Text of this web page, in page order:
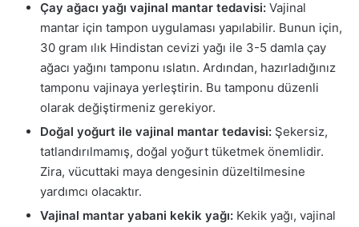
Çay ağacı yağı vajinal mantar tedavisi: Vajinal
mantar için tampon uygulaması yapılabilir. Bunun için,
30 gram ılık Hindistan cevizi yağı ile 3-5 damla çay
ağacı yağını tamponu ıslatın. Ardından, hazırladığınız
tamponu vajinaya yerleştirin. Bu tamponu düzenli
olarak değiştirmeniz gerekiyor.
Doğal yoğurt ile vajinal mantar tedavisi: Şekersiz,
tatlandırılmamış, doğal yoğurt tüketmek önemlidir.
Zira, vücuttaki maya dengesinin düzeltilmesine
yardımcı olacaktır.
Vajinal mantar yabani kekik yağı: Kekik yağı, vajinal